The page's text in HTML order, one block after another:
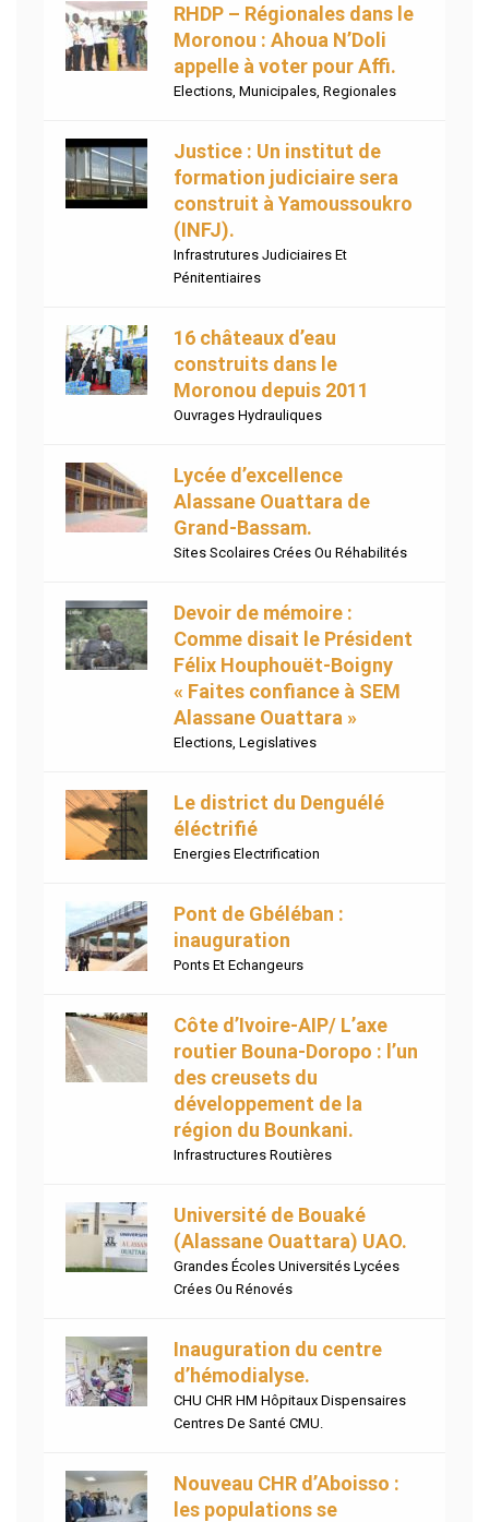
RHDP – Régionales dans le
Moronou : Ahoua N’Doli
appelle à voter pour Affi.
Elections Municipales Regionales
Justice : Un institut de
formation judiciaire sera
construit à Yamoussoukro
(INFJ).
Infrastrutures Judiciaires Et
Pénitentiaires
16 châteaux d’eau
construits dans le
Moronou depuis 2011
Ouvrages Hydrauliques
Lycée d’excellence
Alassane Ouattara de
Grand-Bassam.
Sites Scolaires Crées Ou Réhabilités
Devoir de mémoire :
Comme disait le Président
Félix Houphouët-Boigny
« Faites confiance à SEM
Alassane Ouattara »
Elections Legislatives
Le district du Denguélé
éléctrifié
Energies Electrification
Pont de Gbéléban :
inauguration
Ponts Et Echangeurs
Côte d’Ivoire-AIP/ L’axe
routier Bouna-Doropo : l’un
des creusets du
développement de la
région du Bounkani.
Infrastructures Routières
Université de Bouaké
(Alassane Ouattara) UAO.
Grandes Écoles Universités Lycées
Crées Ou Rénovés
Inauguration du centre
d’hémodialyse.
CHU CHR HM Hôpitaux Dispensaires
Centres De Santé CMU.
Nouveau CHR d’Aboisso :
les populations se